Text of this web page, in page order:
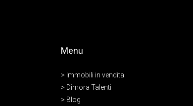
Menu
> Immobili in vendita
> Dimora Talenti
> Blog